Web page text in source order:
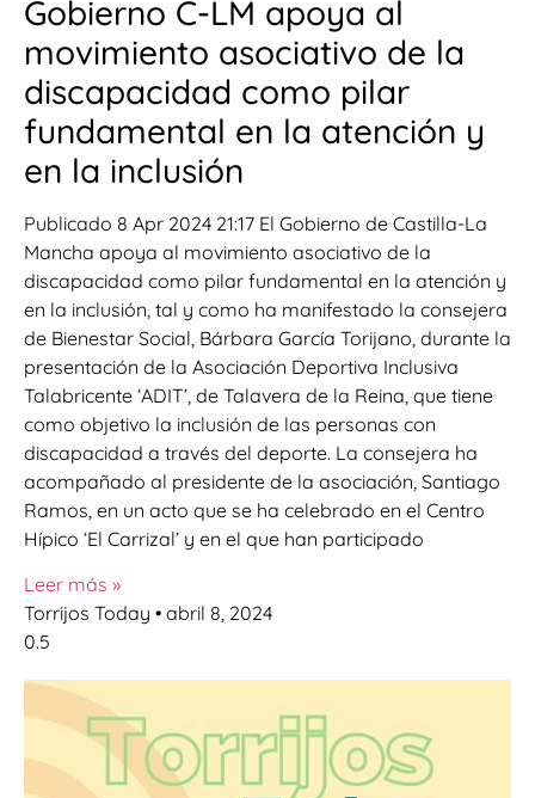
Gobierno C-LM apoya al
movimiento asociativo de la
discapacidad como pilar
fundamental en la atención y
en la inclusión
Publicado 8 Apr 2024 21:17 El Gobierno de Castilla-La
Mancha apoya al movimiento asociativo de la
discapacidad como pilar fundamental en la atención y
en la inclusión, tal y como ha manifestado la consejera
de Bienestar Social, Bárbara García Torijano, durante la
presentación de la Asociación Deportiva Inclusiva
Talabricente ‘ADIT’, de Talavera de la Reina, que tiene
como objetivo la inclusión de las personas con
discapacidad a través del deporte. La consejera ha
acompañado al presidente de la asociación, Santiago
Ramos, en un acto que se ha celebrado en el Centro
Hípico ‘El Carrizal’ y en el que han participado
Leer más »
Torrijos Today
abril 8, 2024